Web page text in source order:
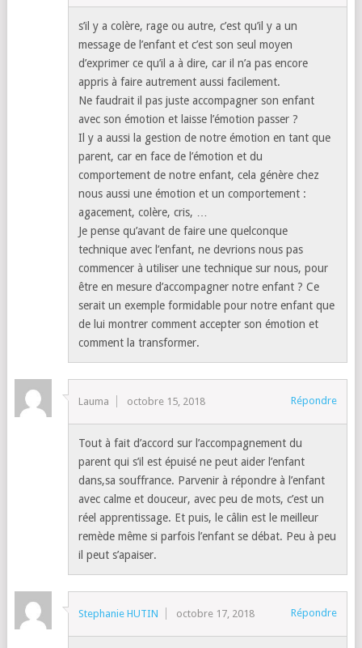
s’il y a colère, rage ou autre, c’est qu’il y a un
message de l’enfant et c’est son seul moyen
d’exprimer ce qu’il a à dire, car il n’a pas encore
appris à faire autrement aussi facilement.
Ne faudrait il pas juste accompagner son enfant
avec son émotion et laisse l’émotion passer ?
Il y a aussi la gestion de notre émotion en tant que
parent, car en face de l’émotion et du
comportement de notre enfant, cela génère chez
nous aussi une émotion et un comportement :
agacement, colère, cris, …
Je pense qu’avant de faire une quelconque
technique avec l’enfant, ne devrions nous pas
commencer à utiliser une technique sur nous, pour
être en mesure d’accompagner notre enfant ? Ce
serait un exemple formidable pour notre enfant que
de lui montrer comment accepter son émotion et
comment la transformer.
Lauma octobre 15, 2018 Répondre
Tout à fait d’accord sur l’accompagnement du
parent qui s’il est épuisé ne peut aider l’enfant
dans,sa souffrance. Parvenir à répondre à l’enfant
avec calme et douceur, avec peu de mots, c’est un
réel apprentissage. Et puis, le câlin est le meilleur
remède même si parfois l’enfant se débat. Peu à peu
il peut s’apaiser.
Stephanie HUTIN octobre 17, 2018 Répondre